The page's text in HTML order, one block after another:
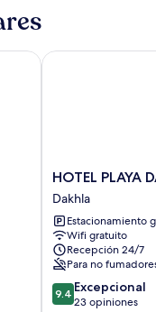
HOTEL
PLAYA
DAKHLA
Dakhla
HOTEL PLAYA
Dakhla
Estacionamiento
Wifi gratuito
Recepción 24/7
Para no
9.4
de
9.4 Excepcional
23 opiniones
HOTEL PLAYA